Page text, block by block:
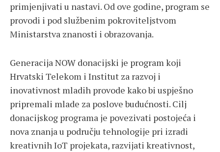
primjenjivati u nastavi. Od ove godine, program se
provodi i pod službenim pokroviteljstvom
Ministarstva znanosti i obrazovanja.
Generacija NOW donacijski je program koji
Hrvatski Telekom i Institut za razvoj i
inovativnost mladih provode kako bi uspješno
pripremali mlade za poslove budućnosti. Cilj
donacijskog programa je povezivati postojeća i
nova znanja u području tehnologije pri izradi
kreativnih IoT projekata, razvijati kreativnost,